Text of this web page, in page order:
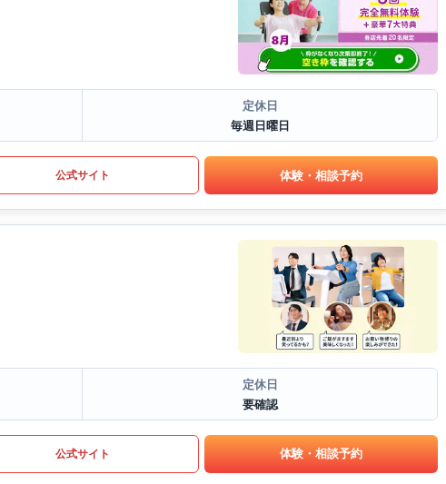
定休日
毎週日曜日
公式サイト 体験・相談予約
定休日
要確認
公式サイト 体験・相談予約